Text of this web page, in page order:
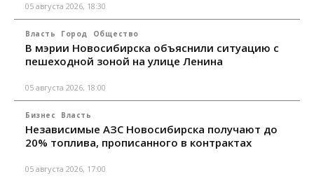
05 августа 2026, 18:30
Власть Город Общество
В мэрии Новосибирска объяснили ситуацию с
пешеходной зоной на улице Ленина
05 августа 2026, 18:00
Бизнес Власть
Независимые АЗС Новосибирска получают до
20% топлива, прописанного в контрактах
05 августа 2026, 17:00